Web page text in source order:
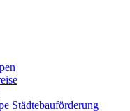
Städtebauförderung